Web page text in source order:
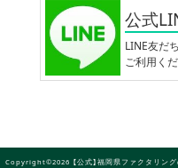
公式
LINE友だ
ご利用くだ
Copyright©2026 【公式】福岡県ファクタリン